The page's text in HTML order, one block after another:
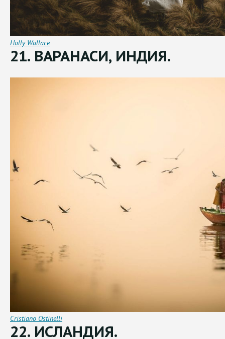
Holly Wallace
21. ВАРАНАСИ, ИНДИЯ.
Cristiano Ostinelli
22. ИСЛАНДИЯ.